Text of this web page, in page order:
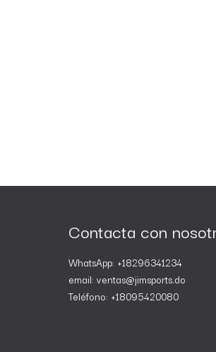
Contacta con
WhatsApp: +18296341234
email: ventas@jimsports.do
Teléfono: +18095420080